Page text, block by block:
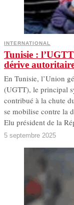
INTERNATIONAL
Tunisie :
dérive
En Tunisie, l’Union
(UGTT), le principal
contribué à la chute
se mobilise contre la
Elu président de la
5 septembre 2025